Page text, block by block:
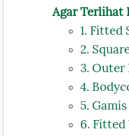
Agar Terlihat
1. Fitted
2.
3. Outer
4.
5.
6. Fitted